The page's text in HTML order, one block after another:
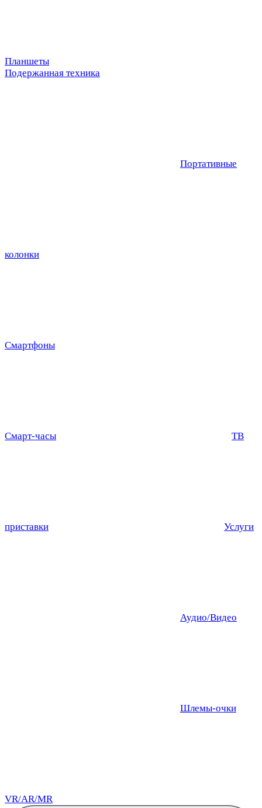
Планшеты
Подержанная техника
Портативные
колонки
Смартфоны
Смарт-часы ТВ
приставки Услуги
Аудио/Видео
Шлемы-очки
VR/AR/MR